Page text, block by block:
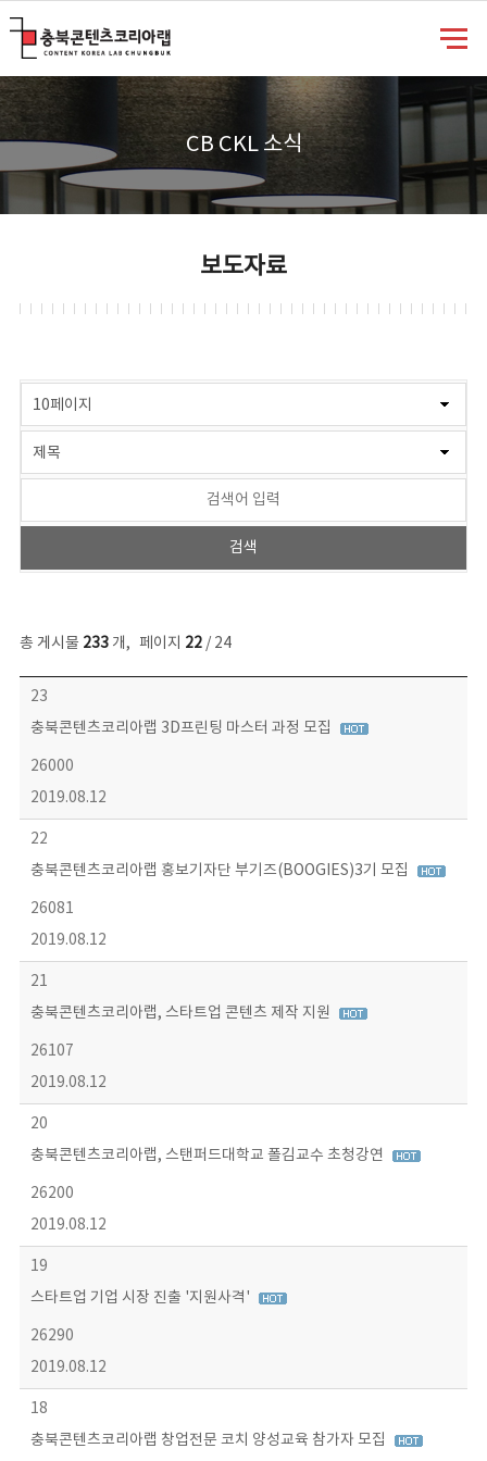
CB CKL 소식
보도자료
총 게시물 233개, 페이지 22/ 24
보도자료 목록 - 번호, 제목, 작성자, 파일, 조회수, 작성일 정보 제공
23
충북콘텐츠코리아랩 3D프린팅 마스터 과정 모집
26000
2019.08.12
22
충북콘텐츠코리아랩 홍보기자단 부기즈(BOOGIES)3기 모집
26081
2019.08.12
21
충북콘텐츠코리아랩, 스타트업 콘텐츠 제작 지원
26107
2019.08.12
20
충북콘텐츠코리아랩, 스탠퍼드대학교 폴김교수 초청강연
26200
2019.08.12
19
스타트업 기업 시장 진출 '지원사격'
26290
2019.08.12
18
충북콘텐츠코리아랩 창업전문 코치 양성교육 참가자 모집